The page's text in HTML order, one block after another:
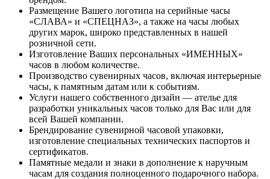
Размещение Вашего логотипа на серийные часы
«СЛАВА» и «СПЕЦНАЗ», а также на часы любых
других марок, широко представленных в нашей
розничной сети.
Изготовление Ваших персональных «ИМЕННЫХ»
часов в любом количестве.
Производство сувенирных часов, включая интерьерные
часы, к памятным датам или к событиям.
Услуги нашего собственного дизайн — ателье для
разработки уникальных часов только для Вас или для
всей Вашей компании.
Брендирование сувенирной часовой упаковки,
изготовление специальных технических паспортов и
сертификатов.
Памятные медали и знаки в дополнение к наручным
часам для создания полноценного подарочного набора.